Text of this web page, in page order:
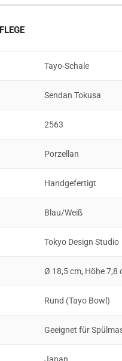
Tayo-Schale
Sendan Tokusa
2563
Porzellan
Handgefertigt
Blau/Weiß
Tokyo Design Studio
Ø 18,5 cm, Höhe 7,8
Rund (Tayo Bowl)
Geeignet für